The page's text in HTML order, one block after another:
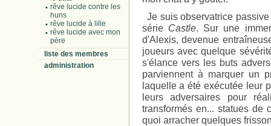
rêve lucide contre les
huns
rêve lucide à lille
rêve lucide avec mon
père
liste des membres
administration
Je suis observatrice
série Castle. Sur une
d'Alexis, devenue
joueurs avec quelque
s'élance vers les buts
parviennent à marquer un
laquelle a été exécutée leur
leurs adversaires pour
transformés en... statues
quoi arracher quelques